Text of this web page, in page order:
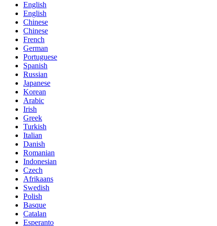
English
English
Chinese
Chinese
French
German
Portuguese
Spanish
Russian
Japanese
Korean
Arabic
Irish
Greek
Turkish
Italian
Danish
Romanian
Indonesian
Czech
Afrikaans
Swedish
Polish
Basque
Catalan
Esperanto